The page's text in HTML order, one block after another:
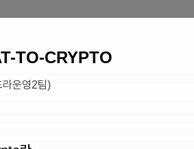
TO-CRYPTO
운영2팀)